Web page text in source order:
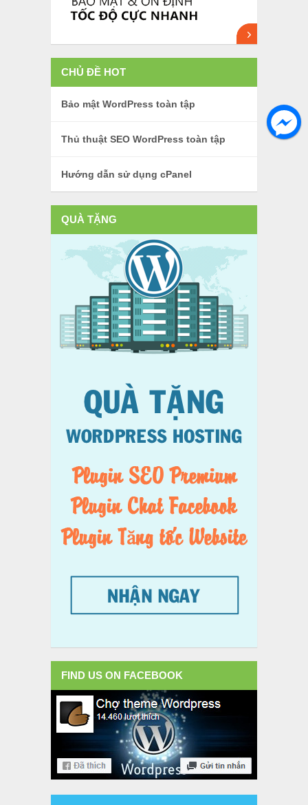
CHỦ ĐỀ HOT
Bảo mật WordPress toàn tập
Thủ thuật SEO WordPress toàn tập
Hướng dẫn sử dụng cPanel
QUÀ TẶNG
FIND US ON FACEBOOK